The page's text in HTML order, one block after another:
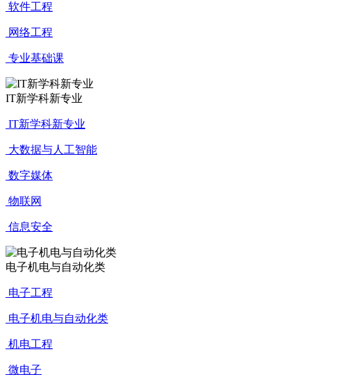
软件工程
网络工程
专业基础课
IT新学科新专业
IT新学科新专业
大数据与人工智能
数字媒体
物联网
信息安全
电子机电与自动化类
电子工程
电子机电与自动化类
机电工程
微电子